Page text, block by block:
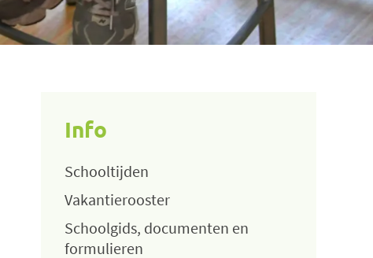
Info
Schooltijden
Vakantierooster
Schoolgids, documenten en
formulieren